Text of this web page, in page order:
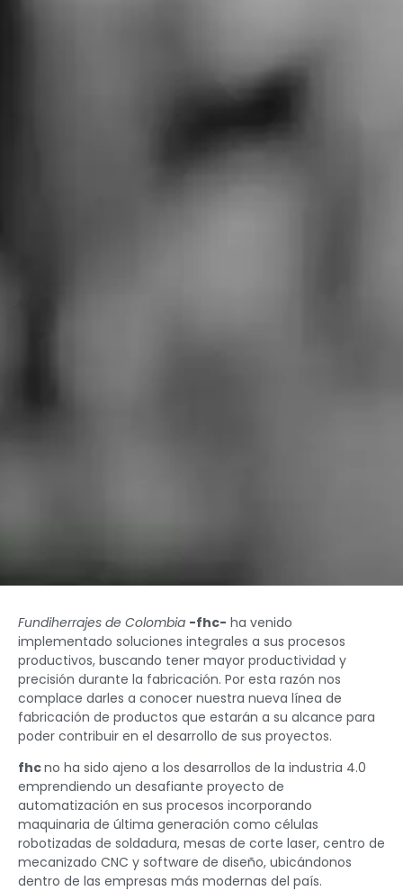
Fundiherrajes de Colombia -fhc- ha venido
implementado soluciones integrales a sus procesos
productivos, buscando tener mayor productividad y
precisión durante la fabricación. Por esta razón nos
complace darles a conocer nuestra nueva línea de
fabricación de productos que estarán a su alcance para
poder contribuir en el desarrollo de sus proyectos.
fhcno ha sido ajeno a los desarrollos de la industria 4.0
emprendiendo un desafiante proyecto de
automatización en sus procesos incorporando
maquinaria de última generación como células
robotizadas de soldadura, mesas de corte laser, centro de
mecanizado CNC y software de diseño, ubicándonos
dentro de las empresas más modernas del país.